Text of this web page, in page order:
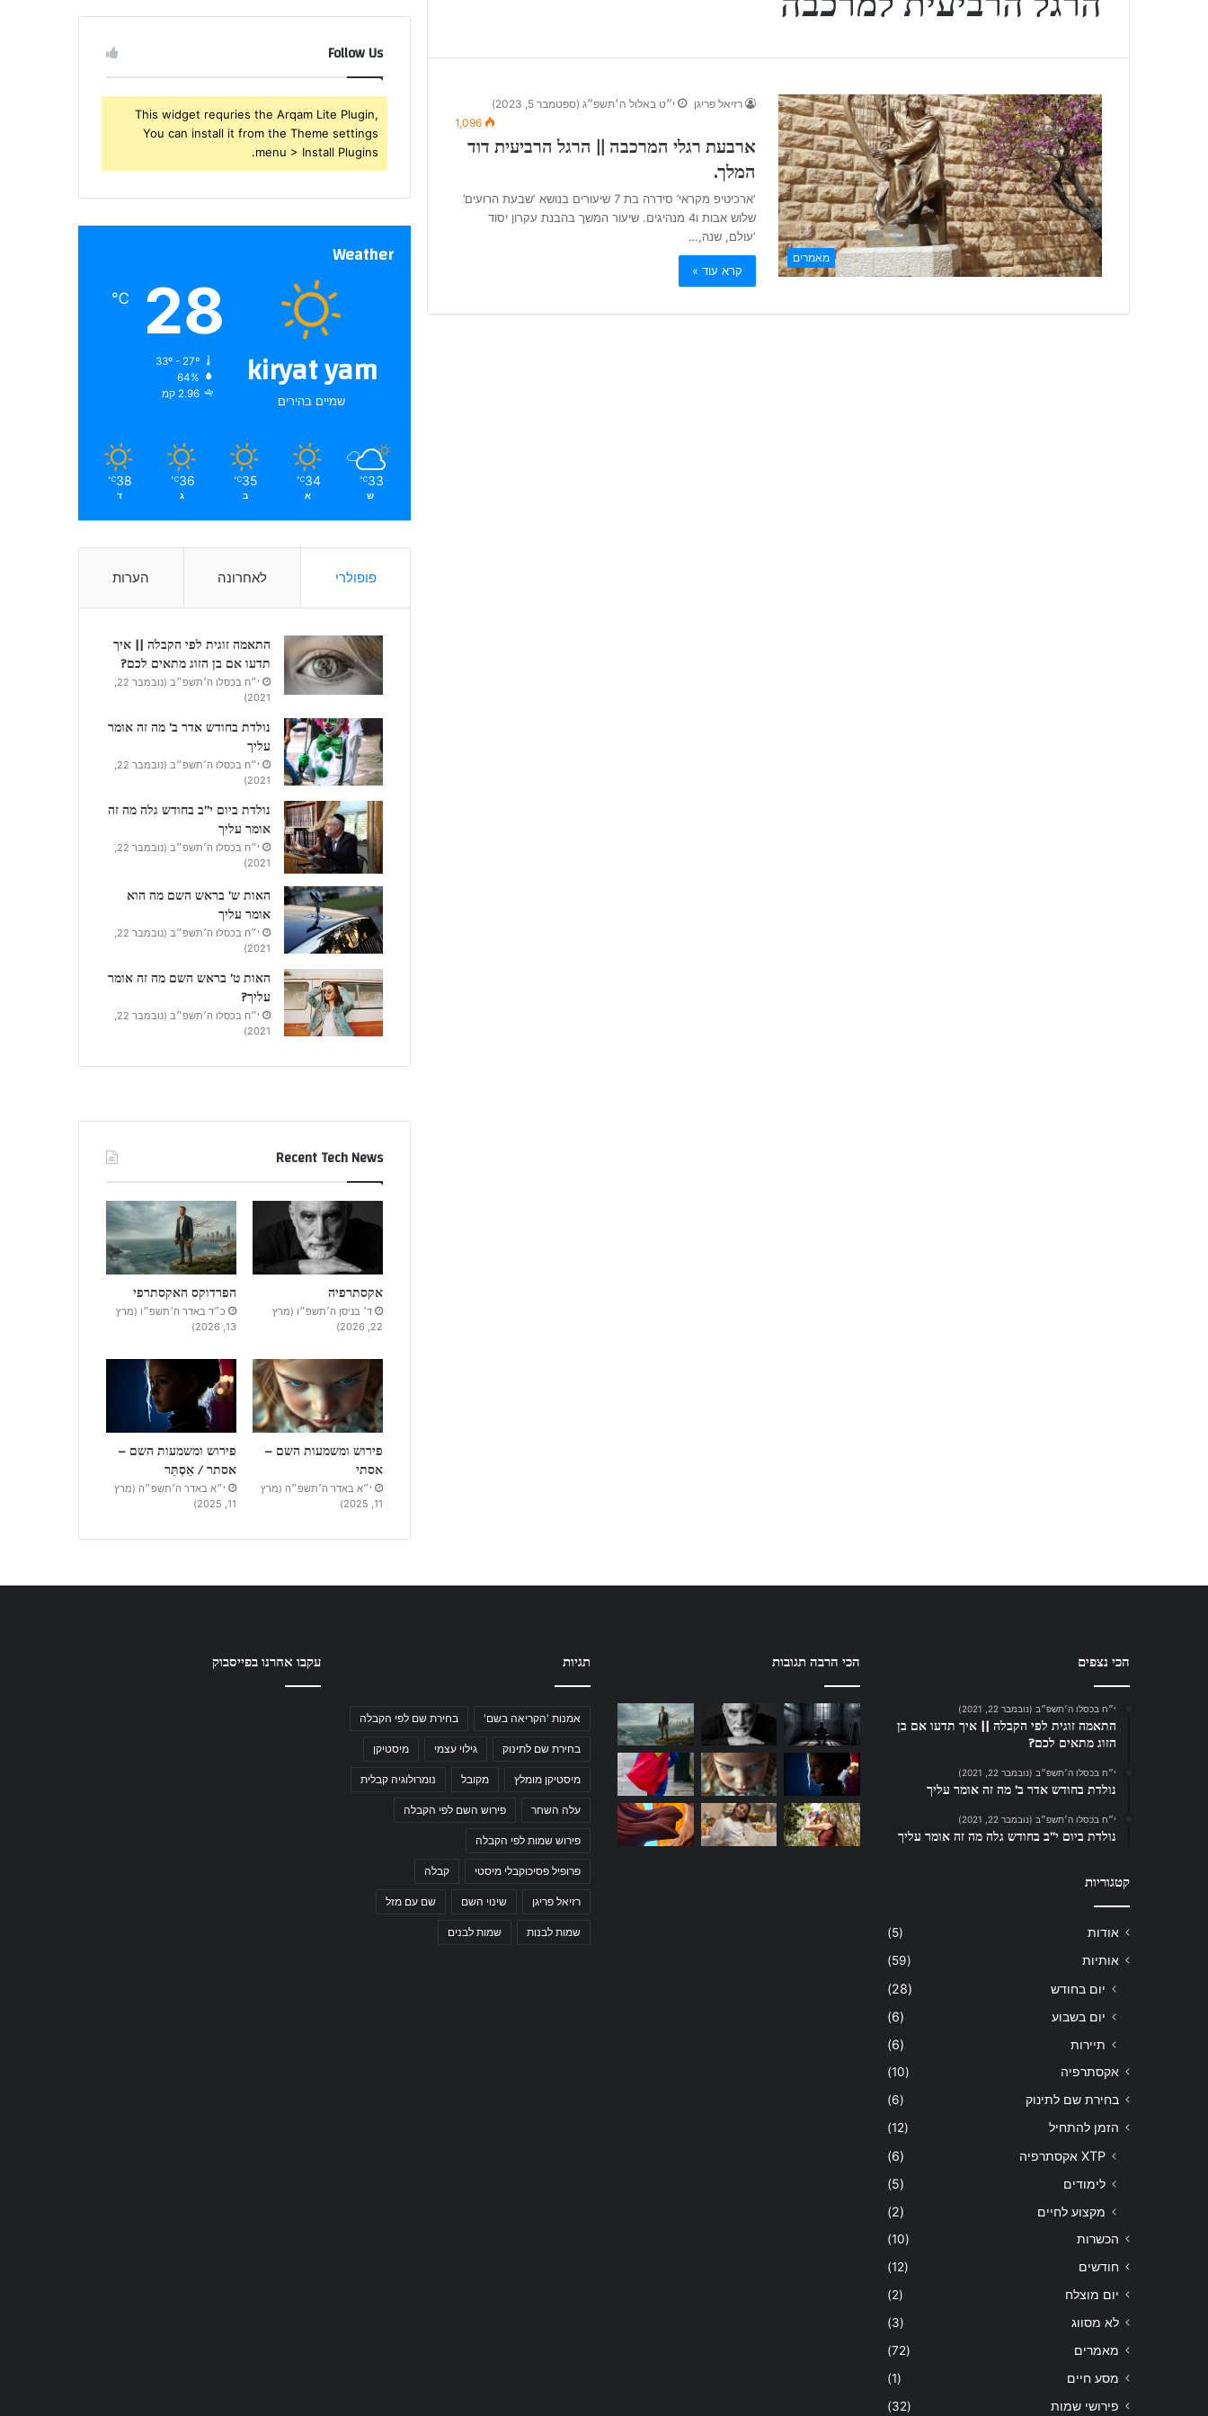
שלך
מאמרים
רזיאל פריגן
י״ט באלול ה׳תשפ״ג (ספטמבר 5, 2023)
1,096
ארבעת רגלי המרכבה || הרגל הרביעית דוד
המלך.
‘ארכיטיפ מקראי’ סידרה בת 7 שיעורים בנושא ‘שבעת הרועים’
שלוש אבות ו4 מנהיגים. שיעור המשך בהבנת עקרון יסוד
‘עולם, שנה,…
קרא עוד »
Follow Us
This widget requries the Arqam Lite Plugin,
You can install it from the Theme settings
menu > Install Plugins.
Weather
kiryat yam
שמיים בהירים
28
℃
33º - 27º
64%
2.96 קמ
33
℃
ש
34
℃
א
35
℃
ב
36
℃
ג
38
℃
ד
פופולרי לאחרונה הערות
התאמה זוגית לפי הקבלה || איך
תדעו אם בן הזוג מתאים לכם?
י״ח בכסלו ה׳תשפ״ב (נובמבר 22,
2021)
נולדת בחודש אדר ב’ מה זה אומר
עליך
י״ח בכסלו ה׳תשפ״ב (נובמבר 22,
2021)
נולדת ביום י”ב בחודש גלה מה זה
אומר עליך
י״ח בכסלו ה׳תשפ״ב (נובמבר 22,
2021)
האות ש’ בראש השם מה הוא
אומר עליך
י״ח בכסלו ה׳תשפ״ב (נובמבר 22,
2021)
האות ט’ בראש השם מה זה אומר
עליך?
י״ח בכסלו ה׳תשפ״ב (נובמבר 22,
2021)
Recent Tech News
אקסתרפיה
ד׳ בניסן ה׳תשפ״ו (מרץ
22, 2026)
הפרדוקס האקסתרפי
כ״ד באדר ה׳תשפ״ו (מרץ
13, 2026)
פירוש ומשמעות השם –
אסתי
י״א באדר ה׳תשפ״ה (מרץ
11, 2025)
פירוש ומשמעות השם –
אסתר / אֵסְתֵּר
י״א באדר ה׳תשפ״ה (מרץ
11, 2025)
הכי נצפים
י״ח בכסלו ה׳תשפ״ב (נובמבר 22, 2021)
התאמה זוגית לפי הקבלה || איך תדעו אם בן
הזוג מתאים לכם?
י״ח בכסלו ה׳תשפ״ב (נובמבר 22, 2021)
נולדת בחודש אדר ב’ מה זה אומר עליך
י״ח בכסלו ה׳תשפ״ב (נובמבר 22, 2021)
נולדת ביום י”ב בחודש גלה מה זה אומר עליך
קטגוריות
אודות
(5)
אותיות
(59)
יום בחודש
(28)
יום בשבוע
(6)
תיירות
(6)
אקסתרפיה
(10)
בחירת שם לתינוק
(6)
הזמן להתחיל
(12)
XTP אקסתרפיה
(6)
לימודים
(5)
מקצוע לחיים
(2)
הכשרות
(10)
חודשים
(12)
יום מוצלח
(2)
לא מסווג
(3)
מאמרים
(72)
מסע חיים
(1)
פירושי שמות
(32)
הכי הרבה תגובות תגיות
אמנות 'הקריאה בשם' בחירת שם לפי הקבלה
בחירת שם לתינוק גילוי עצמי מיסטיקן
מיסטיקן מומלץ מקובל נומרולוגיה קבלית
עלה השחר פירוש השם לפי הקבלה
פירוש שמות לפי הקבלה
פרופיל פסיכוקבלי מיסטי קבלה
רזיאל פריגן שינוי השם שם עם מזל
שמות לבנות שמות לבנים
עקבו אחרנו בפייסבוק